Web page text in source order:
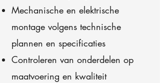
Mechanische en elektrische
montage volgens technische
plannen en specificaties
Controleren van onderdelen op
maatvoering en kwaliteit